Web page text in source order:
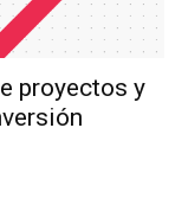
proyectos y